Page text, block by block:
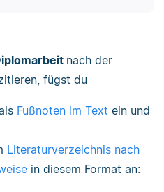
nach der
fügst du
Fußnoten im Text ein und
Literaturverzeichnis nach
in diesem Format an: